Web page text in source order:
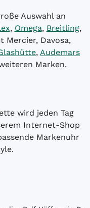
Auswahl an
, Omega, Breitling,
Mercier, Davosa,
, Audemars
Marken.
wird jeden Tag
Internet-Shop
Markenuhr